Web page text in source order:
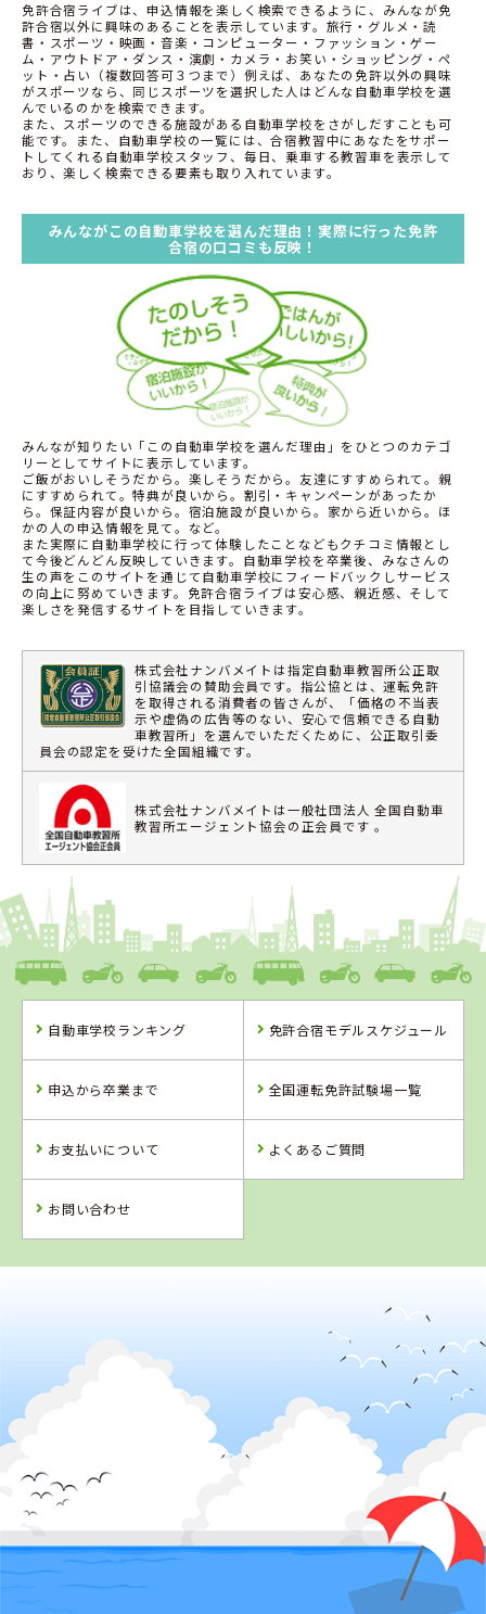
免許合宿ライブは、申込情報を楽しく検索できるように、みんなが免
許合宿以外に興味のあることを表示しています。旅行・グルメ・読
書・スポーツ・映画・音楽・コンピューター・ファッション・ゲー
ム・アウトドア・ダンス・演劇・カメラ・お笑い・ショッピング・ペ
ット・占い（複数回答可３つまで）例えば、あなたの免許以外の興味
がスポーツなら、同じスポーツを選択した人はどんな自動車学校を選
んでいるのかを検索できます。
また、スポーツのできる施設がある自動車学校をさがしだすことも可
能です。また、自動車学校の一覧には、合宿教習中にあなたをサポー
トしてくれる自動車学校スタッフ、毎日、乗車する教習車を表示して
おり、楽しく検索できる要素も取り入れています。
みんながこの自動車学校を選んだ理由！実際に行った免許
合宿の口コミも反映！
みんなが知りたい「この自動車学校を選んだ理由」をひとつのカテゴ
リーとしてサイトに表示しています。
ご飯がおいしそうだから。楽しそうだから。友達にすすめられて。親
にすすめられて。特典が良いから。割引・キャンペーンがあったか
ら。保証内容が良いから。宿泊施設が良いから。家から近いから。ほ
かの人の申込情報を見て。など。
また実際に自動車学校に行って体験したことなどもクチコミ情報とし
て今後どんどん反映していきます。自動車学校を卒業後、みなさんの
生の声をこのサイトを通じて自動車学校にフィードバックしサービス
の向上に努めていきます。免許合宿ライブは安心感、親近感、そして
楽しさを発信するサイトを目指していきます。
株式会社ナンバメイトは指定自動車教習所公正取
引協議会の賛助会員です。指公協とは、運転免許
を取得される消費者の皆さんが、「価格の不当表
示や虚偽の広告等のない、安心で信頼できる自動
車教習所」を選んでいただくために、公正取引委
員会の認定を受けた全国組織です。
株式会社ナンバメイトは一般社団法人 全国自動車
教習所エージェント協会の正会員です 。
自動車学校ランキング 免許合宿モデルスケジュール
申込から卒業まで 全国運転免許試験場一覧
お支払いについて よくあるご質問
お問い合わせ